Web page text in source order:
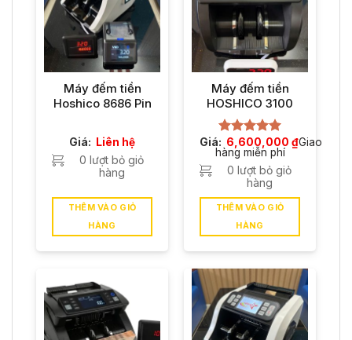
Máy đếm tiền
Hoshico 8686 Pin
Giá: Liên hệ
0 lượt bỏ giỏ
hàng
THÊM VÀO GIỎ
HÀNG
Máy đếm tiền
HOSHICO 3100
Được xếp
hạng5.00
5 sao
Giá: 6,600,000 ₫Giao
hàng miễn phí
0 lượt bỏ giỏ
hàng
THÊM VÀO GIỎ
HÀNG